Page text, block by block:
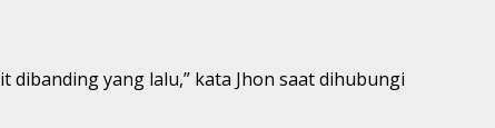
yang lalu,” kata Jhon saat dihubungi